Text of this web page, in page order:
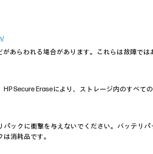
あらわれる場合があります。これらは故障では
Secure Eraseにより、ストレージ内のすべて
ックに衝撃を与えないでください。バッテリ
消耗品です。